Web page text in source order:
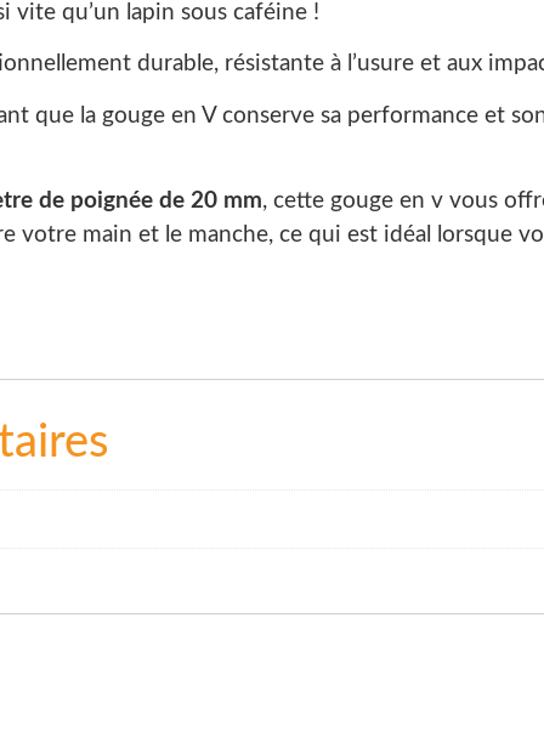
vite qu’un lapin sous caféine !
durable, résistante à l’usure et aux
que la gouge en V conserve sa performance et
de poignée de 20 mm, cette gouge en v vous
votre main et le manche, ce qui est idéal lorsque